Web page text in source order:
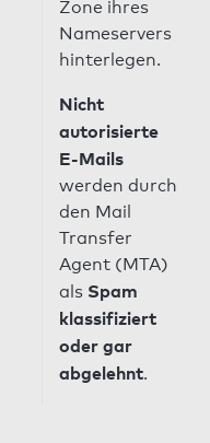
Zone ihres
Nameservers
hinterlegen.
Nicht
autorisierte
E-Mails
werden durch
den Mail
Transfer
Agent (MTA)
als Spam
klassifiziert
oder gar
abgelehnt.